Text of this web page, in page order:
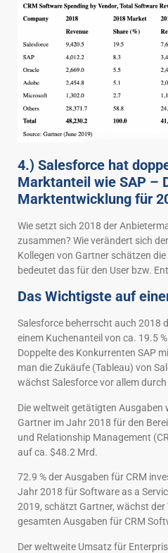
4.) Salesforce hat
Marktanteil wie SAP –
Marktentwicklung für
Wie setzt sich 2018 der
zusammen? Wie verändert sich
Kollegen von Gartner schätzen
bedeutet das für den User bzw.
Das Wichtigste auf
Salesforce beherrscht auch 2018
einem Kuchenanteil von ca. 19.5
Doppelte des Konkurrenten SAP
man die Zukäufe (Tableau) von
wächst Salesforce vor allem
Die weltweit getätigten Ausgaben
Gartner im Jahr 2018 für den
und Relationship Management
auf ca. $48.2 Mrd.
72.9 % der Ausgaben für CRM
Jahr 2018 für Software as a
2019, schätzt Gartner, wächst der
gesamten Ausgaben für CRM
Der weltweite Umsatz für